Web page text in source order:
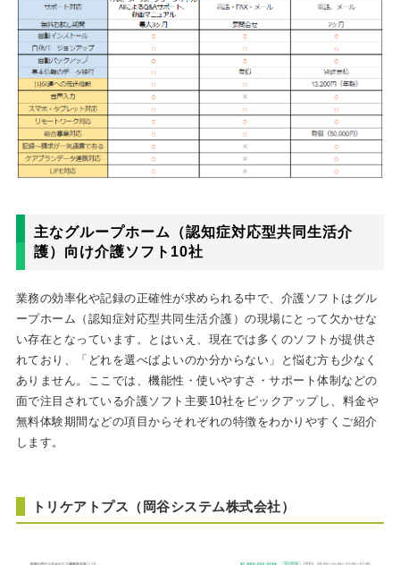
主なグループホーム（認知症対応型共同生活介
護）向け介護ソフト10社
業務の効率化や記録の正確性が求められる中で、介護ソフトはグル
ープホーム（認知症対応型共同生活介護）の現場にとって欠かせな
い存在となっています。とはいえ、現在では多くのソフトが提供さ
れており、「どれを選べばよいのか分からない」と悩む方も少なく
ありません。ここでは、機能性・使いやすさ・サポート体制などの
面で注目されている介護ソフト主要10社をピックアップし、料金や
無料体験期間などの項目からそれぞれの特徴をわかりやすくご紹介
します。
トリケアトプス（岡谷システム株式会社）